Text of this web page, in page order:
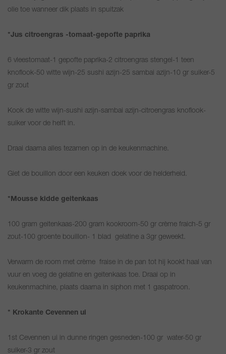
olie toe wanneer dik plaats in spuitzak
*Jus citroengras -tomaat-gepofte paprika
6 vleestomaat-1 gepofte paprika-2 citroengras stengel-1 teen
knoflook-50 witte wijn-25 sushi azijn-25 sambai azijn-10 gr suiker-5
gr zout
Kook de witte wijn-sushi azijn-sambai azijn-citroengras knoflook-
suiker voor de helft in.
Draai daarna alles tezamen op in de keukenmachine.
Giet de bouillon door een keuken doek voor de helderheid.
*Mousse kidde geitenkaas
100 gram geitenkaas-200 gram kookroom-50 gr crème fraich-5 gr
zout-100 groente bouillon- 1 blad gelatine a 3gr geweekt.
Verwarm de room met crème fraise in de pan tot hij kookt haal van
vuur en voeg de gelatine en geitenkaas toe. Draai op in
keukenmachine, plaats daarna in siphon met 1 gaspatroon.
* Krokante Cevennen ui
1st Cevennen ui in dunne ringen gesneden-100 gr water-50 gr
suiker-3 gr zout